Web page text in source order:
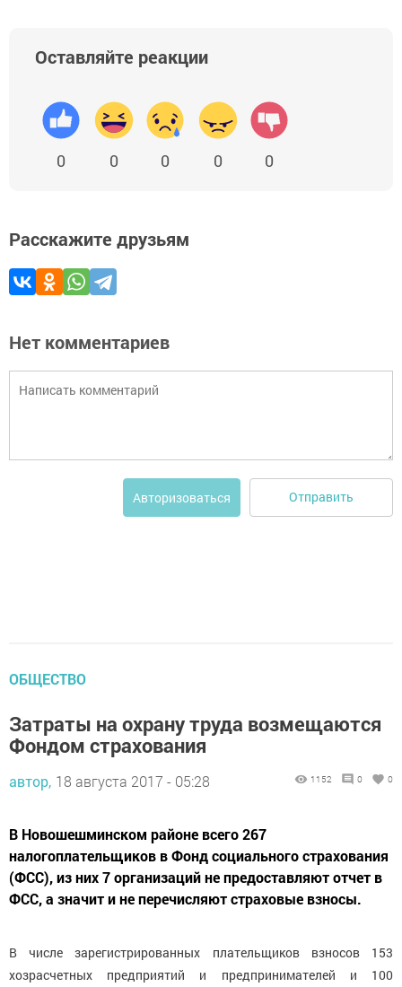
Оставляйте реакции
0 0 0 0 0
Расскажите друзьям
Нет комментариев
Авторизоваться Отправить
ОБЩЕСТВО
Затраты на охрану труда возмещаются
Фондом страхования
автор, 18 августа 2017 - 05:28 1152 0 0
В Новошешминском районе всего 267
налогоплательщиков в Фонд социального страхования
(ФСС), из них 7 организаций не предоставляют отчет в
ФСС, а значит и не перечисляют страховые взносы.
В числе зарегистрированных плательщиков взносов 153
хозрасчетных предприятий и предпринимателей и 100